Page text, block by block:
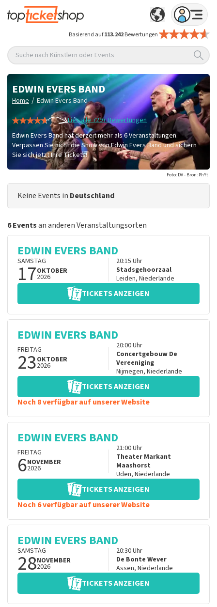
Basierend auf113.242Bewertungen
Suche nach Künstlern oder Events
EDWIN EVERS BAND
Home / Edwin Evers Band
Lies alle 729+ Bewertungen
Edwin Evers Band hat derzeit mehr als 6 Veranstaltungen.
Verpassen Sie nicht die Show von Edwin Evers Band und sichern
Sie sich jetzt Ihre Tickets!
Foto: DV - Bron: PhYt
Keine Events in Deutschland
6 Eventsan anderen Veranstaltungsorten
EDWIN EVERS BAND
SAMSTAG
17OKTOBER
2026
20:15 Uhr
Stadsgehoorzaal
Leiden, Niederlande
TICKETS ANZEIGEN
EDWIN EVERS BAND
FREITAG
23OKTOBER
2026
20:00Uhr
Concertgebouw De
Vereeniging
Nijmegen, Niederlande
TICKETS ANZEIGEN
Noch 8 verfügbar auf unserer Website
EDWIN EVERS BAND
FREITAG
6NOVEMBER
2026
21:00Uhr
Theater Markant
Maashorst
Uden, Niederlande
TICKETS ANZEIGEN
Noch 6 verfügbar auf unserer Website
EDWIN EVERS BAND
SAMSTAG
28NOVEMBER
2026
20:30Uhr
De Bonte Wever
Assen, Niederlande
TICKETS ANZEIGEN